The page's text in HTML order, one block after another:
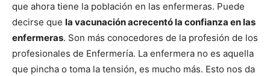
que ahora tiene la población en las enfermeras. Puede
decirse que la vacunación acrecentó la confianza en las
enfermeras. Son más conocedores de la profesión de los
profesionales de Enfermería. La enfermera no es aquella
que pincha o toma la tensión, es mucho más. Esto nos da